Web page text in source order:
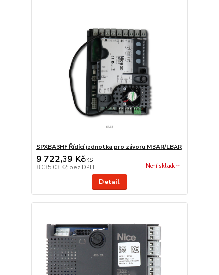
SPXBA3HF Řídící jednotka pro závoru MBAR/LBAR
9 722,39 Kč/KS
8 035,03 Kč bez DPH Není skladem
Detail